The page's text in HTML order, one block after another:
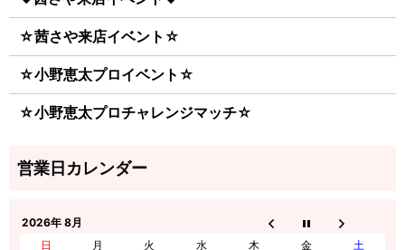
☆茜さや来店イベント☆
☆小野恵太プロイベント☆
☆小野恵太プロチャレンジマッチ☆
2026年 8月
日
月 火 水 木 金
土